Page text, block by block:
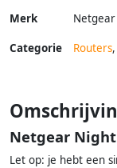
Merk Netgear
Categorie Routers,
Netgear
Let op: je hebt een